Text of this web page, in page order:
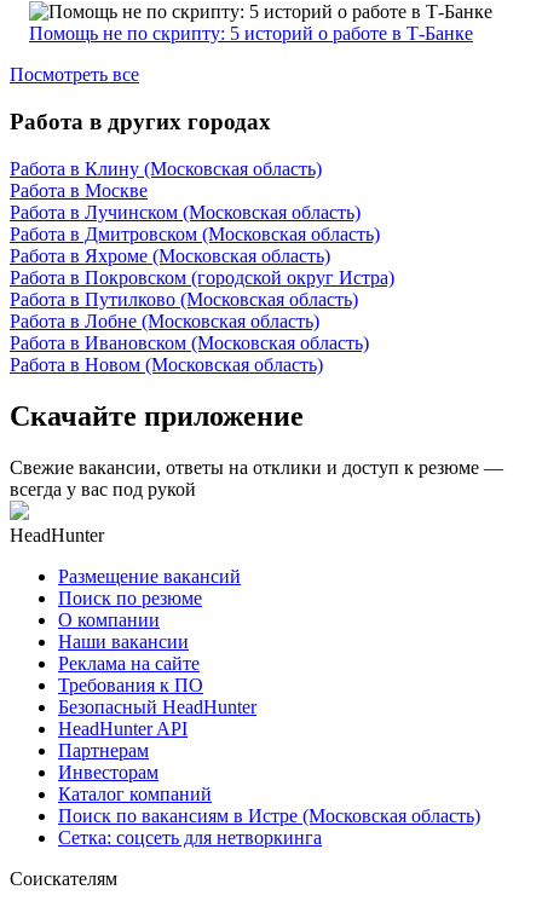
Помощь не по скрипту: 5 историй о работе в Т-Банке
Посмотреть все
Работа в других городах
Работа в Клину (Московская область)
Работа в Москве
Работа в Лучинском (Московская область)
Работа в Дмитровском (Московская область)
Работа в Яхроме (Московская область)
Работа в Покровском (городской округ Истра)
Работа в Путилково (Московская область)
Работа в Лобне (Московская область)
Работа в Ивановском (Московская область)
Работа в Новом (Московская область)
Скачайте приложение
Свежие вакансии, ответы на отклики и доступ к резюме —
всегда у вас под рукой
HeadHunter
Размещение вакансий
Поиск по резюме
О компании
Наши вакансии
Реклама на сайте
Требования к ПО
Безопасный HeadHunter
HeadHunter API
Партнерам
Инвесторам
Каталог компаний
Поиск по вакансиям в Истре (Московская область)
Сетка: соцсеть для нетворкинга
Соискателям